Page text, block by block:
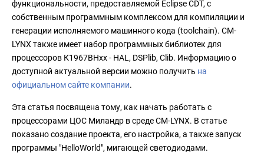
функциональности, предоставляемой Eclipse CDT, с
собственным программным комплексом для компиляции и
генерации исполняемого машинного кода (toolchain). CM-
LYNX также имеет набор программных библиотек для
процессоров К1967ВНхх - HAL, DSPlib, Clib. Информацию о
доступной актуальной версии можно получить на
официальном сайте компании.
Эта статья посвящена тому, как начать работать с
процессорами ЦОС Миландр в среде CM-LYNX. В статье
показано создание проекта, его настройка, а также запуск
программы "HelloWorld", мигающей светодиодами.